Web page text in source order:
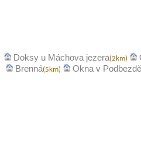
Doksy u Máchova jezera(2km)
Brenná(5km) Okna v